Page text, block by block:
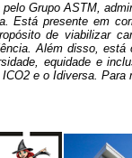
Grupo ASTM,
presente em
de viabilizar
Além disso,
equidade e
e o Idiversa. Para